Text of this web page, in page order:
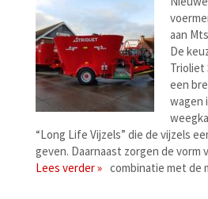
aan
De
Trioliet
een
wagen
“Long Life Vijzels” die de vijzels
geven. Daarnaast zorgen de vorm
combinatie met de
Lees verder »